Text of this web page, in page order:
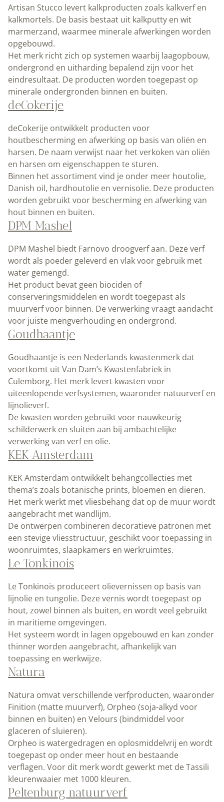
Artisan Stucco levert kalkproducten zoals kalkverf en
kalkmortels. De basis bestaat uit kalkputty en wit
marmerzand, waarmee minerale afwerkingen worden
opgebouwd.
Het merk richt zich op systemen waarbij laagopbouw,
ondergrond en uitharding bepalend zijn voor het
eindresultaat. De producten worden toegepast op
minerale ondergronden binnen en buiten.
deCokerije
deCokerije ontwikkelt producten voor
houtbescherming en afwerking op basis van oliën en
harsen. De naam verwijst naar het verkoken van oliën
en harsen om eigenschappen te sturen.
Binnen het assortiment vind je onder meer houtolie,
Danish oil, hardhoutolie en vernisolie. Deze producten
worden gebruikt voor bescherming en afwerking van
hout binnen en buiten.
DPM Mashel
DPM Mashel biedt Farnovo droogverf aan. Deze verf
wordt als poeder geleverd en vlak voor gebruik met
water gemengd.
Het product bevat geen biociden of
conserveringsmiddelen en wordt toegepast als
muurverf voor binnen. De verwerking vraagt aandacht
voor juiste mengverhouding en ondergrond.
Goudhaantje
Goudhaantje is een Nederlands kwastenmerk dat
voortkomt uit Van Dam’s Kwastenfabriek in
Culemborg. Het merk levert kwasten voor
uiteenlopende verfsystemen, waaronder natuurverf en
lijnolieverf.
De kwasten worden gebruikt voor nauwkeurig
schilderwerk en sluiten aan bij ambachtelijke
verwerking van verf en olie.
KEK Amsterdam
KEK Amsterdam ontwikkelt behangcollecties met
thema’s zoals botanische prints, bloemen en dieren.
Het merk werkt met vliesbehang dat op de muur wordt
aangebracht met wandlijm.
De ontwerpen combineren decoratieve patronen met
een stevige vliesstructuur, geschikt voor toepassing in
woonruimtes, slaapkamers en werkruimtes.
Le Tonkinois
Le Tonkinois produceert olievernissen op basis van
lijnolie en tungolie. Deze vernis wordt toegepast op
hout, zowel binnen als buiten, en wordt veel gebruikt
in maritieme omgevingen.
Het systeem wordt in lagen opgebouwd en kan zonder
thinner worden aangebracht, afhankelijk van
toepassing en werkwijze.
Natura
Natura omvat verschillende verfproducten, waaronder
Finition (matte muurverf), Orpheo (soja-alkyd voor
binnen en buiten) en Velours (bindmiddel voor
glaceren of sluieren).
Orpheo is watergedragen en oplosmiddelvrij en wordt
toegepast op onder meer hout en bestaande
verflagen. Voor dit merk wordt gewerkt met de Tassili
kleurenwaaier met 1000 kleuren.
Peltenburg natuurverf